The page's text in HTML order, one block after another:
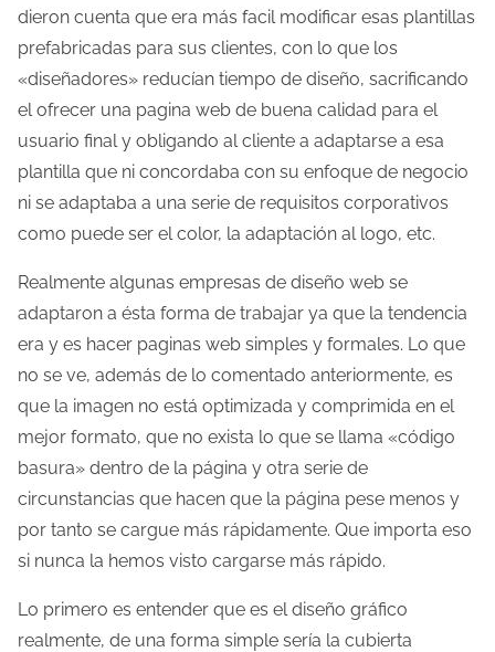
r
a
d
a
dieron cuenta que era más facil modificar esas plantillas
prefabricadas para sus clientes, con lo que los
«diseñadores» reducían tiempo de diseño, sacrificando
el ofrecer una pagina web de buena calidad para el
usuario final y obligando al cliente a adaptarse a esa
plantilla que ni concordaba con su enfoque de negocio
ni se adaptaba a una serie de requisitos corporativos
como puede ser el color, la adaptación al logo, etc.
Realmente algunas empresas de diseño web se
adaptaron a ésta forma de trabajar ya que la tendencia
era y es hacer paginas web simples y formales. Lo que
no se ve, además de lo comentado anteriormente, es
que la imagen no está optimizada y comprimida en el
mejor formato, que no exista lo que se llama «código
basura» dentro de la página y otra serie de
circunstancias que hacen que la página pese menos y
por tanto se cargue más rápidamente. Que importa eso
si nunca la hemos visto cargarse más rápido.
Lo primero es entender que es el diseño gráfico
realmente, de una forma simple sería la cubierta